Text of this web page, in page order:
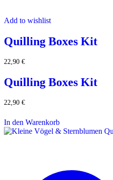
Add to wishlist
Quilling Boxes Kit
22,90 €
Quilling Boxes Kit
22,90 €
In den Warenkorb